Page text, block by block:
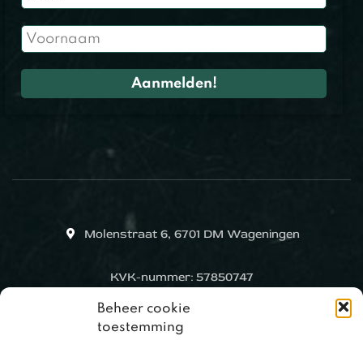
Beheer cookie
toestemming
Molenstraat 6, 6701 DM Wageningen
KVK-nummer: 57850747